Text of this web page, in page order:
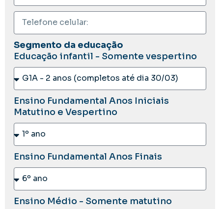
Segmento da educação
Educação infantil - Somente vespertino
Ensino Fundamental Anos Iniciais
Matutino e Vespertino
Ensino Fundamental Anos Finais
Ensino Médio - Somente matutino